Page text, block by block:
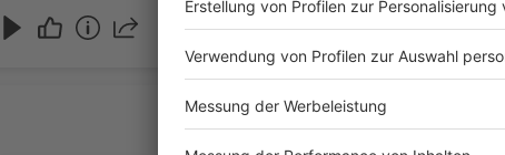
Redaktion, Moderation: Viola Koegst Impressum: https://www.welt.de/services/article7893735/Impressum.html Datenschutz:
https://www.welt.de/services/article157550705/
Wie Kunst entstand
Erst lange nach der Entstehung des